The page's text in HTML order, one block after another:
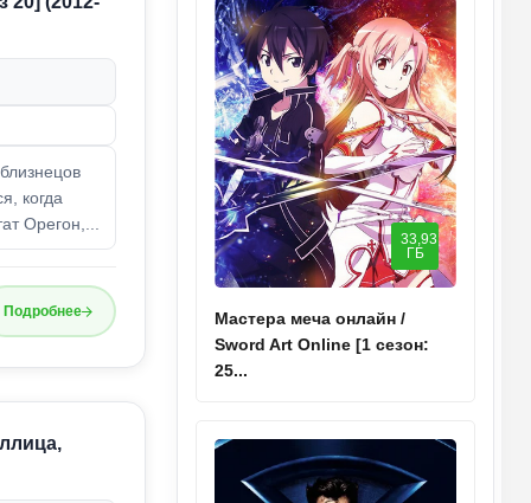
когда
Орегон,...
Подробнее
33,93
ГБ
Мастера меча онлайн /
Sword Art Online [1 сезон:
25...